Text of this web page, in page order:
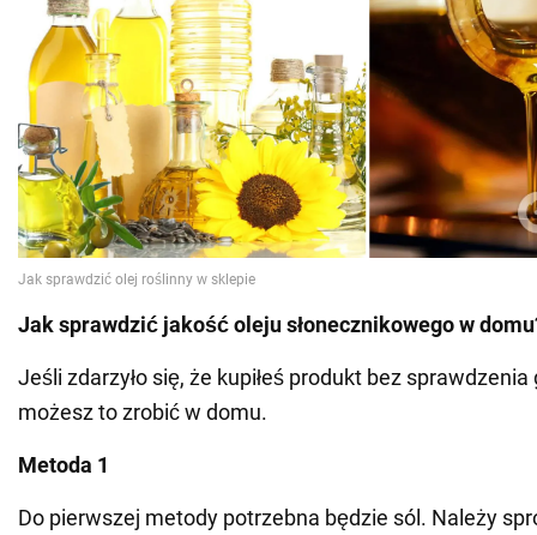
Jak sprawdzić jakość oleju słonecznikowego w
Jeśli zdarzyło się, że kupiłeś produkt bez sprawdzenia
możesz to zrobić w domu.
Metoda 1
Do pierwszej metody potrzebna będzie sól. Należy